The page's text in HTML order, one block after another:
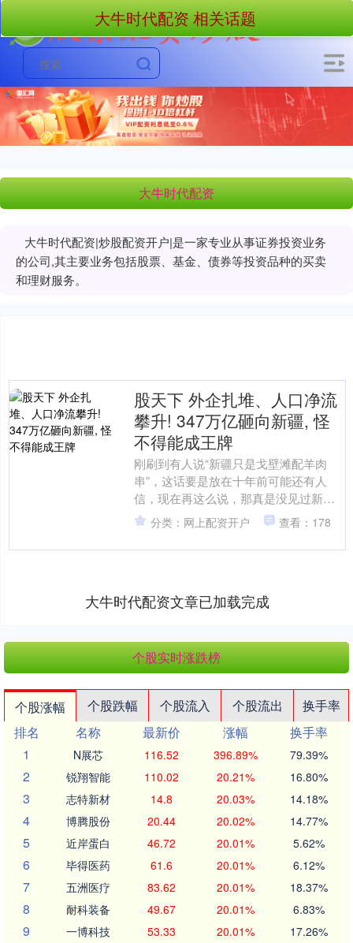
大牛时代配资
大牛时代配资|炒股配资开户|是一家专业从事证券投资业务
的公司,其主要业务包括股票、基金、债券等投资品种的买卖
和理财服务。
大牛时代配资 相关话题
股天下 外企扎堆、人口净流
攀升! 347万亿砸向新疆, 怪
不得能成王牌
刚刷到有人说“新疆只是戈壁滩配羊肉
串”，这话要是放在十年前可能还有人
信，现在再这么说，那真是没见过新疆
的“硬实力”。 别以为新疆只有沙漠和草
原，现在的新疆，手里....
分类：网上配资开户 查看：178
大牛时代配资文章已加载完成
个股实时涨跌榜
个股涨幅 个股跌幅 个股流入 个股流出
换手率
排名
名称 最新价 涨幅
换手率
1
N展芯 116.52 396.89% 79.39%
2 锐翔智能 110.02 20.21% 16.80%
3 志特新材 14.8 20.03% 14.18%
4 博腾股份 20.44 20.02% 14.77%
5 近岸蛋白 46.72 20.01% 5.62%
6 毕得医药 61.6 20.01% 6.12%
7 五洲医疗 83.62 20.01% 18.37%
8 耐科装备 49.67 20.01% 6.83%
9 一博科技 53.33 20.01% 17.26%